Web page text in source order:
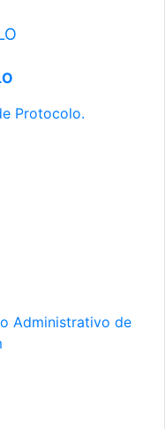
Protocolo.
Administrativo de